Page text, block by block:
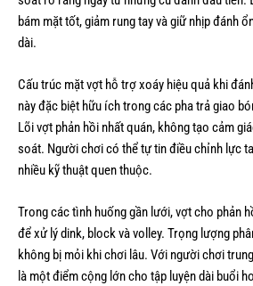
bám mặt tốt, giảm rung tay và giữ nhịp đánh
dài.
Cấu trúc mặt vợt hỗ trợ xoáy hiệu quả khi
này đặc biệt hữu ích trong các pha trả giao
Lõi vợt phản hồi nhất quán, không tạo cảm
soát. Người chơi có thể tự tin điều chỉnh lực
nhiều kỹ thuật quen thuộc.
Trong các tình huống gần lưới, vợt cho phản
để xử lý dink, block và volley. Trọng lượng
không bị mỏi khi chơi lâu. Với người chơi
là một điểm cộng lớn cho tập luyện dài buổi